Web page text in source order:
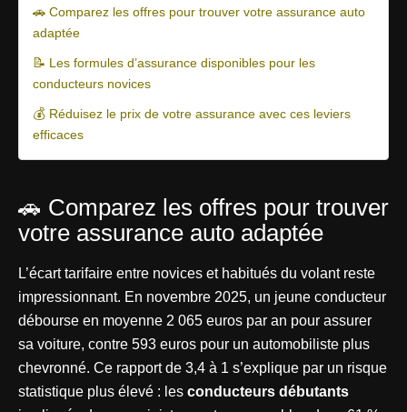
🚗 Comparez les offres pour trouver votre assurance auto
adaptée
📝 Les formules d’assurance disponibles pour les
conducteurs novices
💰 Réduisez le prix de votre assurance avec ces leviers
efficaces
🚗 Comparez les offres pour trouver
votre assurance auto adaptée
L’écart tarifaire entre novices et habitués du volant reste
impressionnant. En novembre 2025, un jeune conducteur
débourse en moyenne 2 065 euros par an pour assurer
sa voiture, contre 593 euros pour un automobiliste plus
chevronné. Ce rapport de 3,4 à 1 s’explique par un risque
statistique plus élevé : les conducteurs débutants